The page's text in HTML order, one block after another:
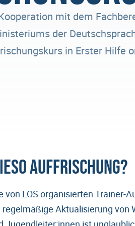
mit dem
der
in Erster Hilfe
Auffrischung?
von LOS organisierten Trainer-
regelmäßige Aktualisierung von